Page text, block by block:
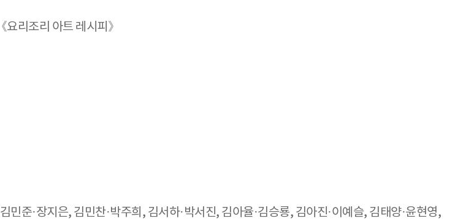
리조리 아트 레시피》
준·장지은, 김민찬·박주희, 김서하·박서진, 김아율·김승룡, 김아진·이예슬, 김태양·윤현영,